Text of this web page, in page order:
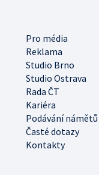
Pro média
Reklama
Studio Brno
Studio Ostrava
Rada ČT
Kariéra
Podávání námětů
Časté dotazy
Kontakty